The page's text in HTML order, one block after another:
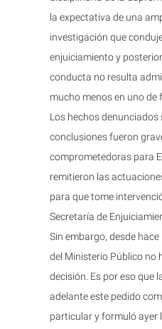
la expectativa de una
investigación que
enjuiciamiento y
conducta no resulta
mucho menos en uno de
Los hechos
conclusiones fueron
comprometedoras para
remitieron las
para que tome
Secretaría de
Sin embargo, desde
del Ministerio Público no
decisión. Es por eso que
adelante este pedido
particular y formuló ayer